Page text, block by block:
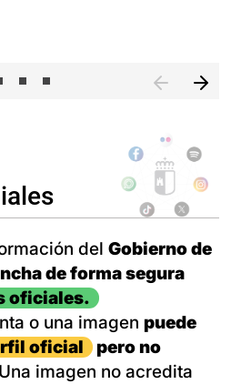
del Gobierno de
de forma segura
oficiales.
o una imagen puede
oficial
pero no
imagen no acredita